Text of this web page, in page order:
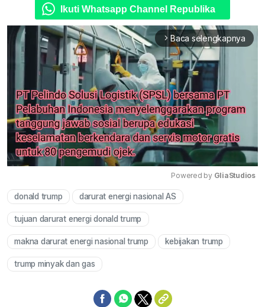
Ikuti Whatsapp Channel Republika
arrow_forward_ios Baca selengkapnya
Powered by GliaStudios
donald trump darurat energi nasional AS
tujuan darurat energi donald trump
makna darurat energi nasional trump kebijakan trump
trump minyak dan gas